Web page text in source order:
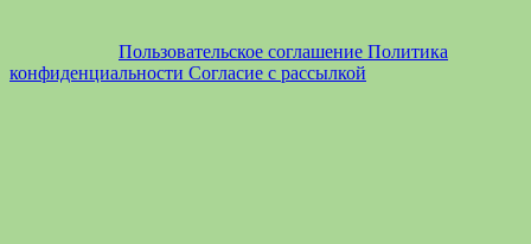
Пользовательское соглашение Политика
конфиденциальности Согласие с рассылкой